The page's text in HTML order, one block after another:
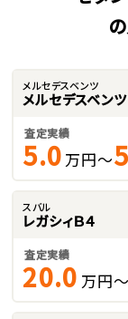
メルセデスベンツ
メルセデスベン
査定実績
5.0 万円～
スバル
レガシィＢ４
査定実績
20.0 万円～